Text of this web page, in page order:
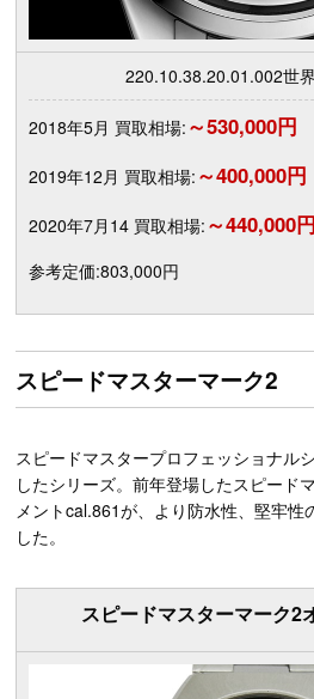
220.10.38.20.01.002世
2018年5月 買取相場: ～530,000円
2019年12月 買取相場: ～400,000円
2020年7月14 買取相場: ～440,000円
参考定価:803,000円
スピードマスターマーク2
スピードマスタープロフェッショナル
したシリーズ。前年登場したスピード
メントcal.861が、より防水性、堅牢性
した。
スピードマスターマーク2